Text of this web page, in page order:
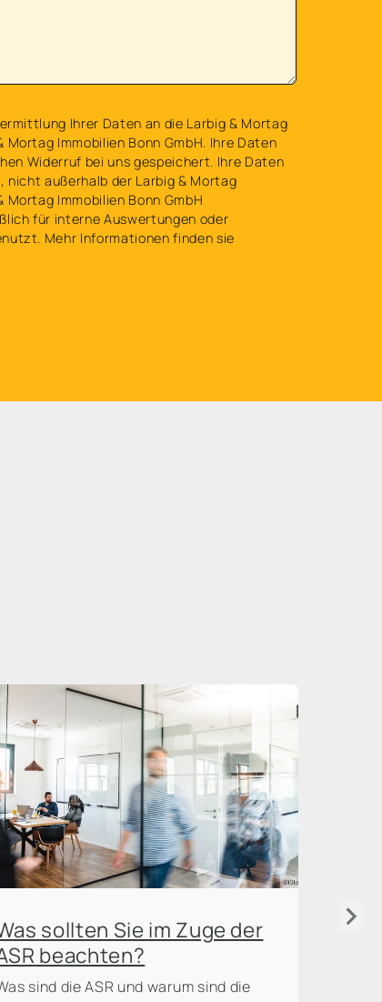
Ihrer Daten an die Larbig & Mortag
Mortag Immobilien Bonn GmbH. Ihre Daten
Widerruf bei uns gespeichert. Ihre Daten
außerhalb der Larbig & Mortag
Mortag Immobilien Bonn GmbH
für interne Auswertungen oder
Mehr Informationen finden sie
sollten Sie im Zuge der
beachten?
sind die ASR und warum sind die